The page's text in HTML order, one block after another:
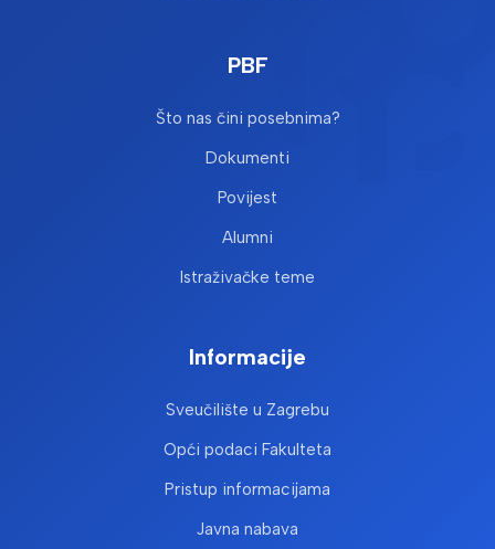
PBF
Što nas čini posebnima?
Dokumenti
Povijest
Alumni
Istraživačke teme
Informacije
Sveučilište u Zagrebu
Opći podaci Fakulteta
Pristup informacijama
Javna nabava